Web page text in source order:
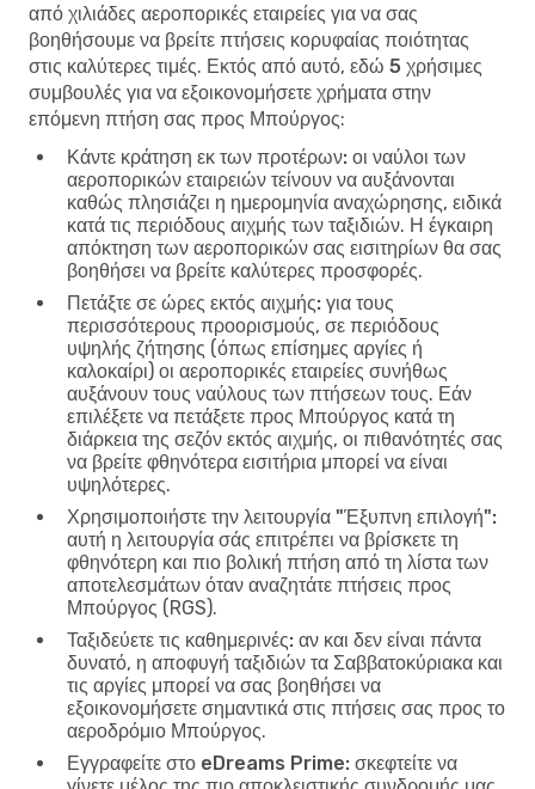
από χιλιάδες αεροπορικές εταιρείες για να σας
βοηθήσουμε να βρείτε πτήσεις κορυφαίας ποιότητας
στις καλύτερες τιμές. Εκτός από αυτό, εδώ 5 χρήσιμες
συμβουλές για να εξοικονομήσετε χρήματα στην
επόμενη πτήση σας προς Μπούργος:
Κάντε κράτηση εκ των προτέρων: οι ναύλοι των
αεροπορικών εταιρειών τείνουν να αυξάνονται
καθώς πλησιάζει η ημερομηνία αναχώρησης, ειδικά
κατά τις περιόδους αιχμής των ταξιδιών. Η έγκαιρη
απόκτηση των αεροπορικών σας εισιτηρίων θα σας
βοηθήσει να βρείτε καλύτερες προσφορές.
Πετάξτε σε ώρες εκτός αιχμής: για τους
περισσότερους προορισμούς, σε περιόδους
υψηλής ζήτησης (όπως επίσημες αργίες ή
καλοκαίρι) οι αεροπορικές εταιρείες συνήθως
αυξάνουν τους ναύλους των πτήσεων τους. Εάν
επιλέξετε να πετάξετε προς Μπούργος κατά τη
διάρκεια της σεζόν εκτός αιχμής, οι πιθανότητές σας
να βρείτε φθηνότερα εισιτήρια μπορεί να είναι
υψηλότερες.
Χρησιμοποιήστε την λειτουργία "Έξυπνη επιλογή":
αυτή η λειτουργία σάς επιτρέπει να βρίσκετε τη
φθηνότερη και πιο βολική πτήση από τη λίστα των
αποτελεσμάτων όταν αναζητάτε πτήσεις προς
Μπούργος (RGS).
Ταξιδεύετε τις καθημερινές: αν και δεν είναι πάντα
δυνατό, η αποφυγή ταξιδιών τα Σαββατοκύριακα και
τις αργίες μπορεί να σας βοηθήσει να
εξοικονομήσετε σημαντικά στις πτήσεις σας προς το
αεροδρόμιο Μπούργος.
Εγγραφείτε στο eDreams Prime: σκεφτείτε να